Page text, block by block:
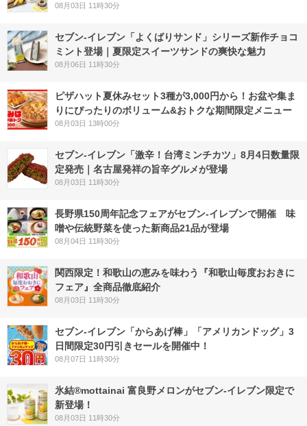
08月03日 11時30分
セブン‐イレブン「よくばりサンド」シリーズ新作チョコ
ミント登場｜夏限定スイーツサンドの爽快な魅力
08月06日 11時30分
ピザハット夏休みセット3種が3,000円から！お盆や集ま
りにぴったりのボリューム&おトクな期間限定メニュー
08月03日 13時00分
セブン-イレブン「激辛！台湾ミンチカツ」8月4日数量限
定発売｜名古屋発祥の旨辛グルメが登場
08月03日 11時30分
長野県150周年記念フェアがセブン-イレブンで開催 味
噌や伝統野菜を使った新商品21品が登場
08月04日 11時30分
関西限定！和歌山の恵みを味わう『和歌山毎度おおきに
フェア』全商品徹底紹介
08月03日 11時30分
セブン‐イレブン「からあげ棒」「アメリカンドッグ」3
日間限定30円引きセールを開催中！
08月07日 11時30分
氷結®mottainai 富良野メロンがセブン‐イレブン限定で
新登場！
08月03日 11時30分